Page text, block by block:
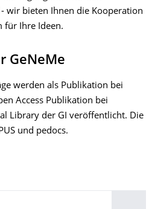
wir bieten Ihnen die Kooperation
für Ihre Ideen.
GeNeMe
werden als Publikation bei
Access Publikation bei
Library der GI veröffentlicht. Die
und pedocs.